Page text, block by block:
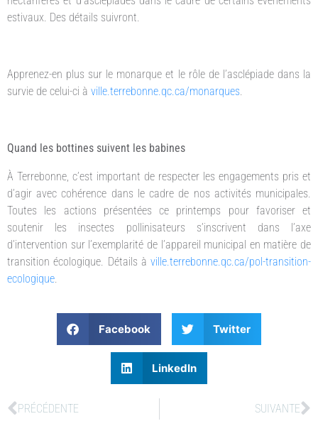
estivaux. Des détails suivront.
Apprenez-en plus sur le monarque et le rôle de l’asclépiade dans la
survie de celui-ci à ville.terrebonne.qc.ca/monarques.
Quand les bottines suivent les babines
À Terrebonne, c’est important de respecter les engagements pris et
d’agir avec cohérence dans le cadre de nos activités municipales.
Toutes les actions présentées ce printemps pour favoriser et
soutenir les insectes pollinisateurs s’inscrivent dans l’axe
d’intervention sur l’exemplarité de l’appareil municipal en matière de
transition écologique. Détails à ville.terrebonne.qc.ca/pol-transition-
ecologique.
Facebook Twitter
LinkedIn
PRÉCÉDENTE SUIVANTE